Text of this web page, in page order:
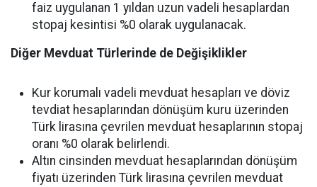
faiz uygulanan 1 yıldan uzun vadeli hesaplardan
stopaj kesintisi %0 olarak uygulanacak.
Diğer Mevduat Türlerinde de Değişiklikler
Kur korumalı vadeli mevduat hesapları ve döviz
tevdiat hesaplarından dönüşüm kuru üzerinden
Türk lirasına çevrilen mevduat hesaplarının stopaj
oranı %0 olarak belirlendi.
Altın cinsinden mevduat hesaplarından dönüşüm
fiyatı üzerinden Türk lirasına çevrilen mevduat